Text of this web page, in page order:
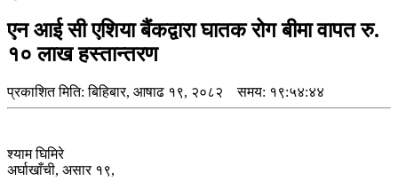
एन आई सी एशिया बैंकद्वारा घातक रोग बीमा वापत रु.
१० लाख हस्तान्तरण
प्रकाशित मिति:बिहिबार, आषाढ १९, २०८२ समय: १९:५४:४४
श्याम घिमिरे
अर्घाखाँची, असार १९,